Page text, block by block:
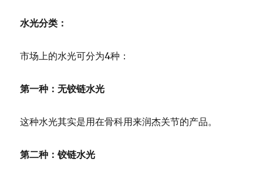
水光分类：
市场上的水光可分为4种：
第一种：无铰链水光
这种水光其实是用在骨科用来润杰关节的产品。
第二种：铰链水光